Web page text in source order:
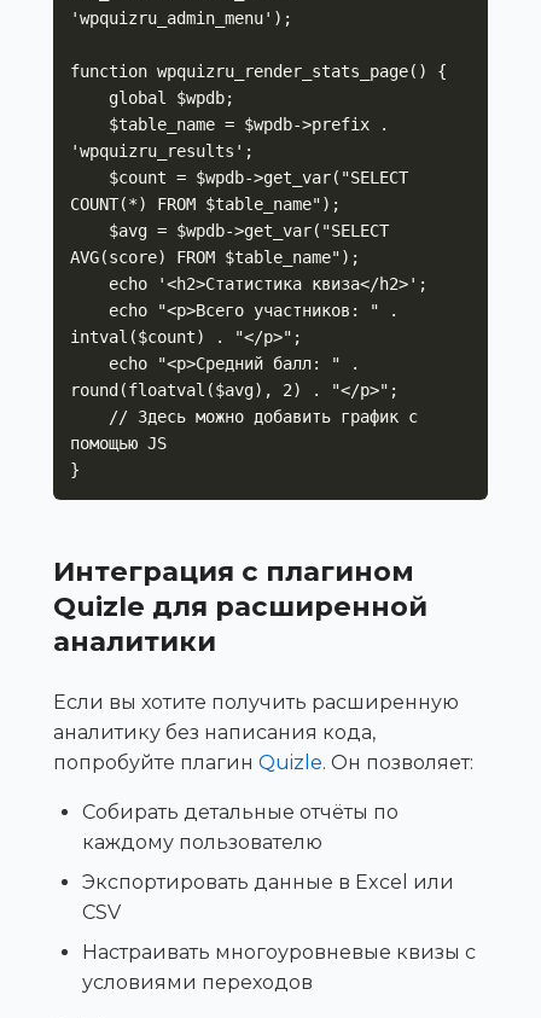
'wpquizru_admin_menu');
function wpquizru_render_stats_page() {
'wpquizru_results';
COUNT(*) FROM $table_name");
AVG(score) FROM $table_name");
intval($count) . "</p>";
round(floatval($avg), 2) . "</p>";
помощью JS
}
Интеграция с плагином
Quizle для расширенной
аналитики
Если вы хотите получить расширенную
аналитику без написания кода,
попробуйте плагин Quizle. Он позволяет:
Собирать детальные отчёты по
каждому пользователю
Экспортировать данные в Excel или
CSV
Настраивать многоуровневые квизы с
условиями переходов